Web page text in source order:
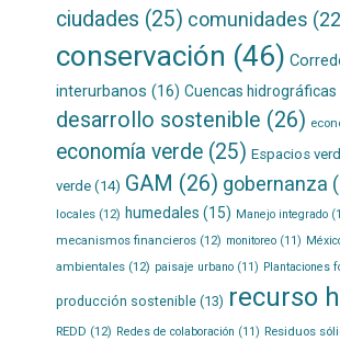
ciudades (25) comunidades
conservación (46)
interurbanos (16) Cuencas hidrográficas
desarrollo sostenible (26)
economía verde(25) Espacios
verde(14) GAM (26) gobernanza
locales(12) humedales (15) Manejo integrado
mecanismos financieros(12) monitoreo(11)
ambientales(12) paisaje urbano(11) Plantaciones
producción sostenible(13) recurso
REDD (12) Redes de colaboración (11) Residuos